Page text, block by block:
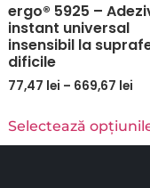
ergo® 5925 –
instant universal
insensibil la
dificile
77,47 lei – 669,67 lei
Selectează